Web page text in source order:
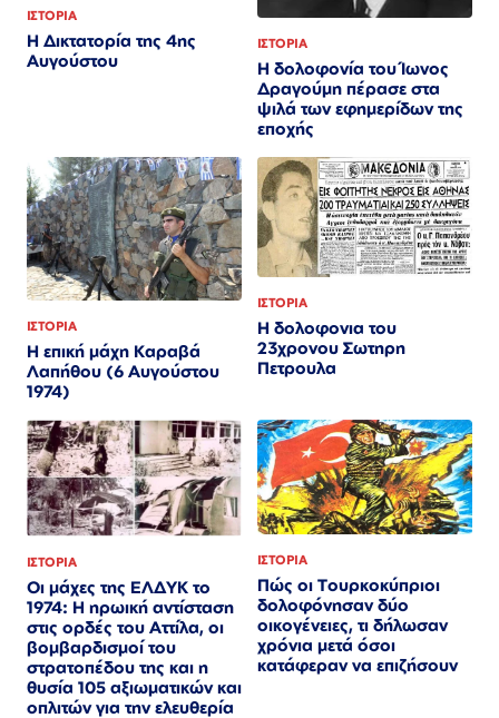
ΙΣΤΟΡΙΑ
Η Δικτατορία της 4ης
Αυγούστου
ΙΣΤΟΡΙΑ
Η δολοφονία του Ίωνος
Δραγούμη πέρασε στα
ψιλά των εφημερίδων της
εποχής
ΙΣΤΟΡΙΑ
Η επική μάχη Καραβά
Λαπήθου (6 Αυγούστου
1974)
ΙΣΤΟΡΙΑ
Η δολοφονια του
23χρονου Σωτηρη
Πετρουλα
ΙΣΤΟΡΙΑ
Οι μάχες της ΕΛΔΥΚ το
1974: Η ηρωική αντίσταση
στις ορδές του Αττίλα, οι
βομβαρδισμοί του
στρατοπέδου της και η
θυσία 105 αξιωματικών και
οπλιτών για την ελευθερία
ΙΣΤΟΡΙΑ
Πώς οι Τουρκοκύπριοι
δολοφόνησαν δύο
οικογένειες, τι δήλωσαν
χρόνια μετά όσοι
κατάφεραν να επιζήσουν